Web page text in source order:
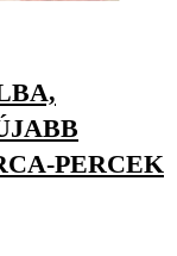
PERCEK